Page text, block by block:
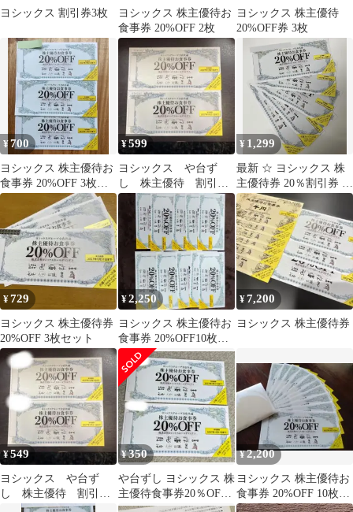
ヨシックス 割引券3枚
ヨシックス 株主優待お
食事券 20%OFF 2枚
ヨシックス 株主優待
20%OFF券 3枚
¥700
ヨシックス 株主優待お
食事券 20%OFF 3枚セ
ット
¥599
ヨシックス や台ず
し 株主優待 割引券2
枚②
¥ 1,299
最新 ☆ ヨシックス 株
主優待券 20％割引券 5
枚
¥729
ヨシックス 株主優待券
20%OFF 3枚セット
¥2,250
ヨシックス 株主優待お
食事券 20%OFF10枚セ
ット
¥7,200
ヨシックス 株主優待券
¥549
ヨシックス や台ず
し 株主優待 割引券2
¥350
や台ずし ヨシックス 株
主優待食事券20％OFF
割引券
¥2,200
ヨシックス 株主優待お
食事券 20%OFF 10枚セ
ット